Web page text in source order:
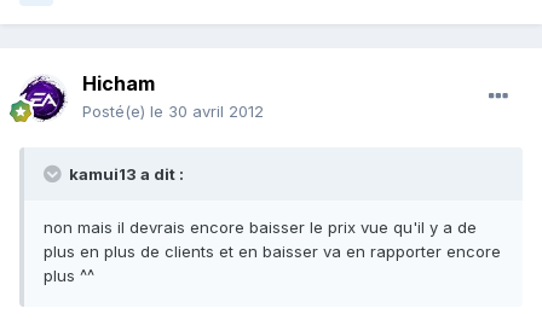
Hicham
Posté(e) le 30 avril 2012
kamui13 a dit :
non mais il devrais encore baisser le prix vue qu'il y a de
plus en plus de clients et en baisser va en rapporter encore
plus ^^